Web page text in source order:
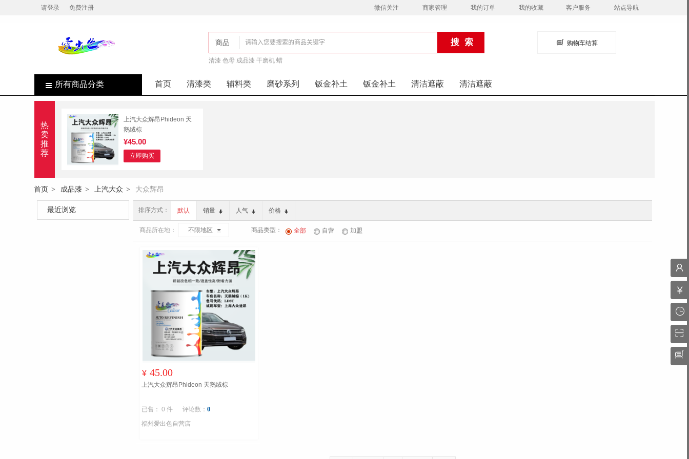
请登录 免费注册 微信关注 商家管理 我的订单 我的收藏 客户服务 站点导航
商品
店铺
清漆 色母 成品漆 干磨机 蜡
购物车结算
所有商品分类 首页 清漆类 辅料类 磨砂系列 钣金补土 钣金补土 清洁遮蔽 清洁遮蔽
热
卖
推
荐
上汽大众辉昂Phideon 天
鹅绒棕
¥45.00
立即购买
首页 > 成品漆 > 上汽大众 > 大众辉昂
最近浏览 排序方式： 默认 销量 人气 价格
商品所在地： 不限地区 商品类型： 全部 自营 加盟
¥ 45.00
上汽大众辉昂Phideon 天鹅绒棕
已售： 0 件 评论数： 0
福州爱出色自营店